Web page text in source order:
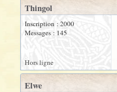
Thingol
Inscription : 2000
Messages : 145
Hors ligne
Elwe